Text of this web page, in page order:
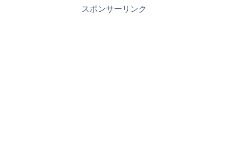
スポンサーリンク